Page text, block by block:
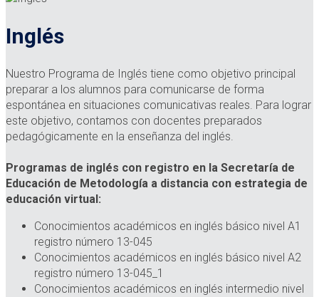
Inglés
Nuestro Programa de Inglés tiene como objetivo principal
preparar a los alumnos para comunicarse de forma
espontánea en situaciones comunicativas reales. Para lograr
este objetivo, contamos con docentes preparados
pedagógicamente en la enseñanza del inglés.
Programas de inglés con registro en la Secretaría de
Educación de Metodología a distancia con estrategia de
educación virtual:
Conocimientos académicos en inglés básico nivel A1
registro número 13-045
Conocimientos académicos en inglés básico nivel A2
registro número 13-045_1
Conocimientos académicos en inglés intermedio nivel